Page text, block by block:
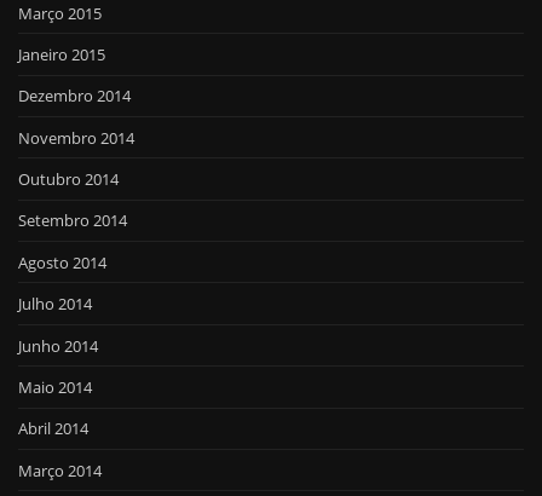
Março 2015
Janeiro 2015
Dezembro 2014
Novembro 2014
Outubro 2014
Setembro 2014
Agosto 2014
Julho 2014
Junho 2014
Maio 2014
Abril 2014
Março 2014